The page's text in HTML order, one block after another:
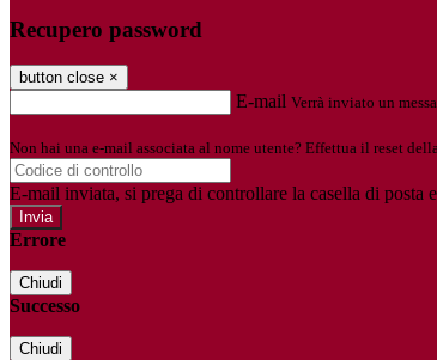
Recupero password
button close ×
E-mail Verrà inviato un
Non hai una e-mail associata al nome utente? Effettua il reset
E-mail inviata, si prega di controllare la casella di posta
Errore
Chiudi
Successo
Chiudi